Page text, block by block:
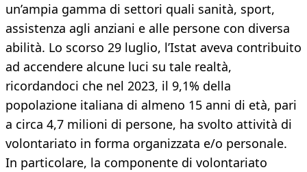
un’ampia gamma di settori quali sanità, sport,
assistenza agli anziani e alle persone con diversa
abilità. Lo scorso 29 luglio, l’Istat aveva contribuito
ad accendere alcune luci su tale realtà,
ricordandoci che nel 2023, il 9,1% della
popolazione italiana di almeno 15 anni di età, pari
a circa 4,7 milioni di persone, ha svolto attività di
volontariato in forma organizzata e/o personale.
In particolare, la componente di volontariato